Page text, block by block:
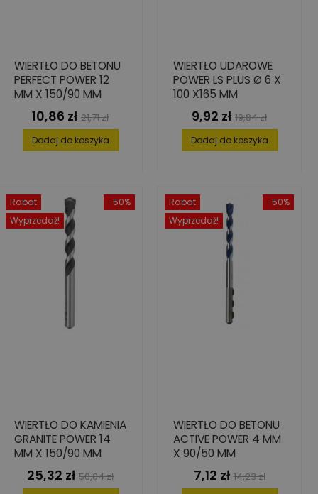
WIERTŁO DO BETONU
PERFECT POWER 12
MM X 150/90 MM
Cena
10,86 zł Cena
podstawowa
21,71 zł
Dodaj do koszyka
WIERTŁO UDAROWE
POWER LS PLUS Ø 6 X
100 X165 MM
Cena
9,92 zł Cena
podstawowa
19,84 zł
Dodaj do koszyka
-50%
Rabat
Wyprzedaż!
WIERTŁO DO KAMIENIA
GRANITE POWER 14
MM X 150/90 MM
Cena
25,32 zł Cena
50,64 zł
-50%
Rabat
Wyprzedaż!
WIERTŁO DO BETONU
ACTIVE POWER 4 MM
X 90/50 MM
Cena
7,12 zł Cena
14,23 zł